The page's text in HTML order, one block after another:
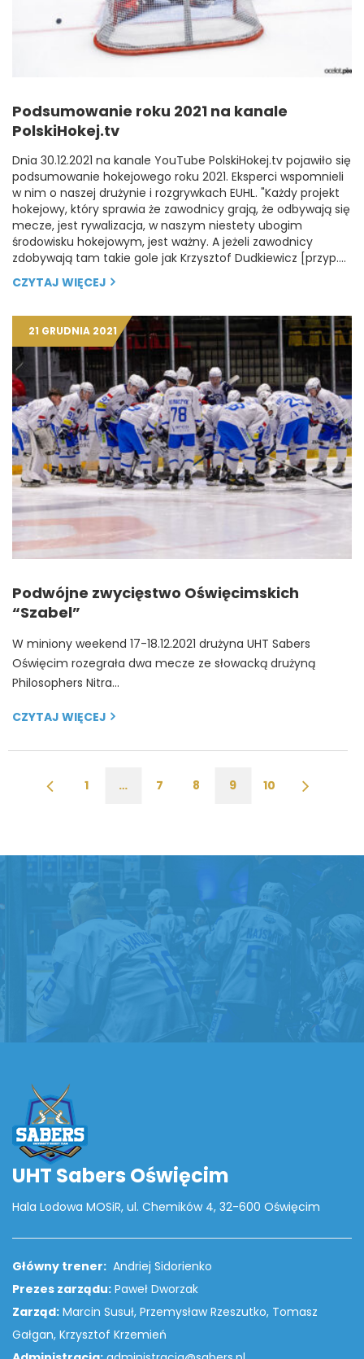
Podsumowanie roku 2021 na kanale
PolskiHokej.tv
Dnia 30.12.2021 na kanale YouTube PolskiHokej.tv pojawiło się
podsumowanie hokejowego roku 2021. Eksperci wspomnieli
w nim o naszej drużynie i rozgrywkach EUHL. "Każdy projekt
hokejowy, który sprawia że zawodnicy grają, że odbywają się
mecze, jest rywalizacja, w naszym niestety ubogim
środowisku hokejowym, jest ważny. A jeżeli zawodnicy
zdobywają tam takie gole jak Krzysztof Dudkiewicz [przyp....
CZYTAJ WIĘCEJ
21 GRUDNIA 2021
Podwójne zwycięstwo Oświęcimskich
“Szabel”
W miniony weekend 17-18.12.2021 drużyna UHT Sabers
Oświęcim rozegrała dwa mecze ze słowacką drużyną
Philosophers Nitra…
CZYTAJ WIĘCEJ
1 … 7 8 9 10
UHT Sabers Oświęcim
Hala Lodowa MOSiR, ul. Chemików 4, 32-600 Oświęcim
Główny trener: Andriej Sidorienko
Prezes zarządu: Paweł Dworzak
Zarząd: Marcin Susuł, Przemysław Rzeszutko, Tomasz
Gałgan, Krzysztof Krzemień